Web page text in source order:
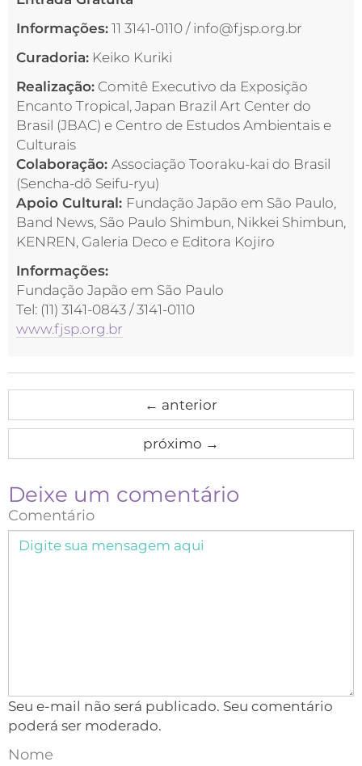
Informações: 11 3141-0110 / info@fjsp.org.br
Curadoria: Keiko Kuriki
Realização: Comitê Executivo da Exposição
Encanto Tropical, Japan Brazil Art Center do
Brasil (JBAC) e Centro de Estudos Ambientais e
Culturais
Colaboração: Associação Tooraku-kai do Brasil
(Sencha-dô Seifu-ryu)
Apoio Cultural: Fundação Japão em São Paulo,
Band News, São Paulo Shimbun, Nikkei Shimbun,
KENREN, Galeria Deco e Editora Kojiro
Informações:
Fundação Japão em São Paulo
Tel: (11) 3141-0843 / 3141-0110
www.fjsp.org.br
← anterior
próximo →
Deixe um comentário
Comentário
Seu e-mail não será publicado. Seu comentário
poderá ser moderado.
Nome